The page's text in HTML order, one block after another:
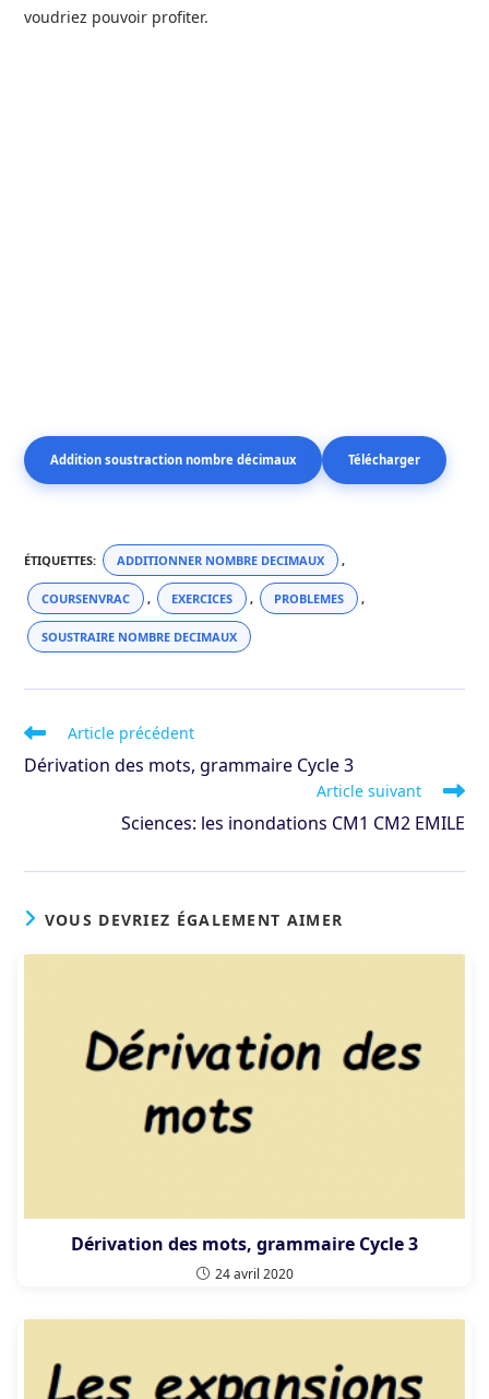
voudriez pouvoir profiter.
Addition soustraction nombre décimaux Télécharger
ÉTIQUETTES: ADDITIONNER NOMBRE DECIMAUX ,
COURSENVRAC , EXERCICES , PROBLEMES ,
SOUSTRAIRE NOMBRE DECIMAUX
Read
more
articles
Article précédent
Dérivation des mots, grammaire Cycle 3
Article suivant
Sciences: les inondations CM1 CM2 EMILE
VOUS DEVRIEZ ÉGALEMENT AIMER
Dérivation des mots, grammaire Cycle 3
24 avril 2020